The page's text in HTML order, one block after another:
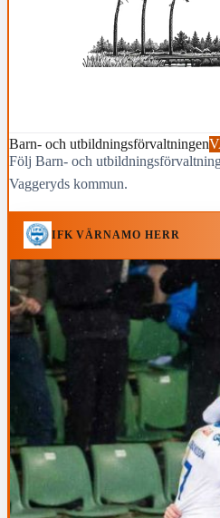
Barn- och utbildningsförvaltningen
Följ Barn- och
Vaggeryds kommun.
IFK VÄRNAMO HERR